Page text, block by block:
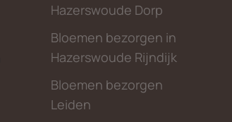
Hazerswoude Dorp
Bloemen bezorgen in
Hazerswoude Rijndijk
Bloemen bezorgen
Leiden